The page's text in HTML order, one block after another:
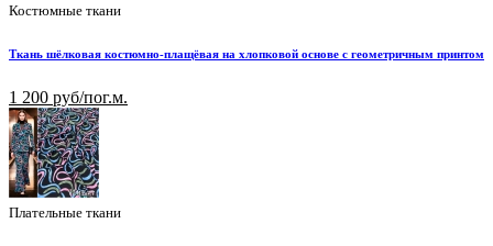
Костюмные ткани
Ткань шёлковая костюмно-плащёвая на хлопковой основе с геометричным принтом
1 200 руб/пог.м.
Плательные ткани